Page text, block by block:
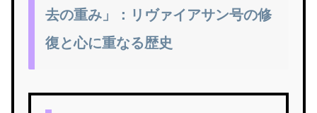
去の重み」：リヴァイアサン号の修
復と心に重なる歴史